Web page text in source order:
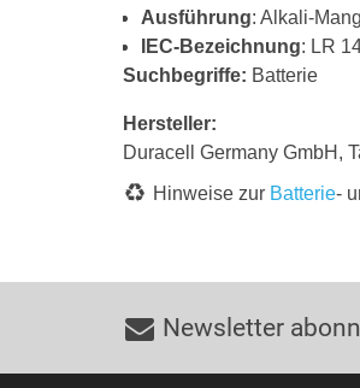
Ausführung: Alkali-
IEC-Bezeichnung: LR
Suchbegriffe: Batterie
Hersteller:
Duracell Germany GmbH,
Hinweise zur Batterie-
Newsletter